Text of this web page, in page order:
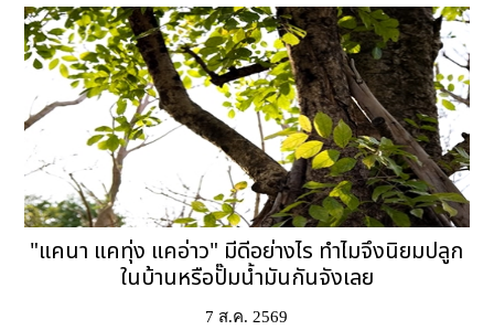
"แคนา แคทุ่ง แคอ่าว" มีดีอย่างไร ทำไมจึงนิยมปลูก
ในบ้านหรือปั๊มน้ำมันกันจังเลย
7 ส.ค. 2569